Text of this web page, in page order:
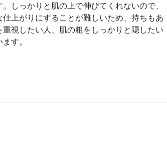
しっかりと肌の上で伸びてくれないので、
上がりにすることが難しいため、持ちもあ
視したい人、肌の粗をしっかりと隠したい
す。